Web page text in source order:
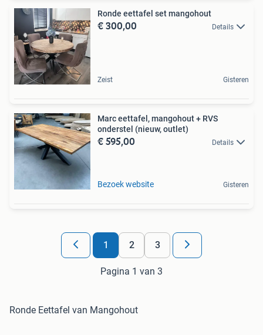
Ronde eettafel set mangohout
€ 300,00 Details
Zeist Gisteren
Marc eettafel, mangohout + RVS
onderstel (nieuw, outlet)
€ 595,00 Details
Bezoek website Gisteren
1 2 3
Pagina 1 van 3
Ronde Eettafel van Mangohout